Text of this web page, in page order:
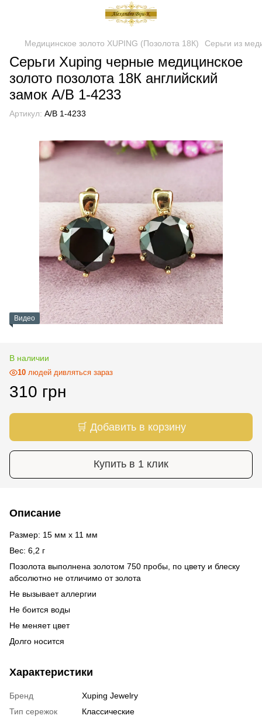
Медицинское золото XUPING (Позолота 18К) Серьги из
Серьги Xuping черные медицинское
золото позолота 18К английский
замок А/В 1-4233
Артикул: А/В 1-4233
Видео
В наличии
10 людей дивляться зараз
310 грн
🛒 Добавить в корзину
Купить в 1 клик
Описание
Размер: 15 мм х 11 мм
Вес: 6,2 г
Позолота выполнена золотом 750 пробы, по цвету и блеску
абсолютно не отличимо от золота
Не вызывает аллергии
Не боится воды
Не меняет цвет
Долго носится
Характеристики
Бренд
Xuping Jewelry
Тип сережок
Классические